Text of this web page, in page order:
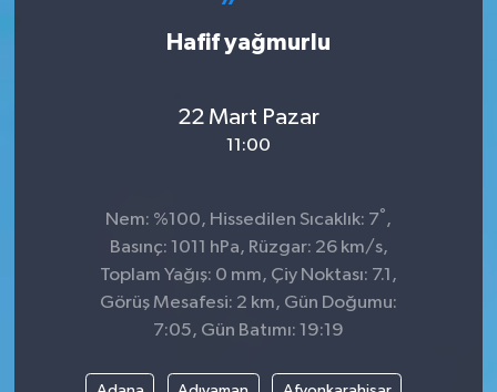
Hafif yağmurlu
22 Mart Pazar
11:00
Nem: %100, Hissedilen Sıcaklık: 7° ,
Basınç: 1011 hPa, Rüzgar: 26 km/s,
Toplam Yağış: 0 mm, Çiy Noktası: 7.1,
Görüş Mesafesi: 2 km, Gün Doğumu:
7:05, Gün Batımı: 19:19